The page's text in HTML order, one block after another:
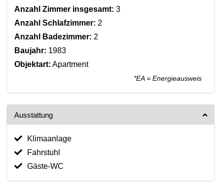
Anzahl Zimmer insgesamt: 3
Anzahl Schlafzimmer: 2
Anzahl Badezimmer: 2
Baujahr: 1983
Objektart: Apartment
*EA = Energieausweis
Ausstattung
Klimaanlage
Fahrstuhl
Gäste-WC